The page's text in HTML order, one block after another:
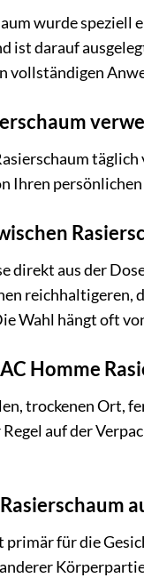
wurde
ist darauf
vollständigen
Ihren
direkt aus der
Wahl hängt oft
Homme
trockenen
auf der
primär für die